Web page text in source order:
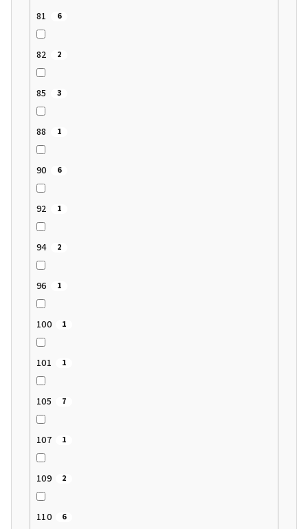
81 6
82 2
85 3
88 1
90 6
92 1
94 2
96 1
100 1
101 1
105 7
107 1
109 2
110 6